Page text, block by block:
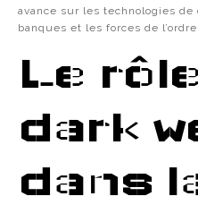
avance sur les technologies
banques et les forces de l’ordre.
Le
dark
dans